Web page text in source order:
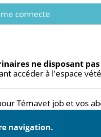
me connecte
ne disposant
accéder à l'espace
Témavet job et vos
navigation.